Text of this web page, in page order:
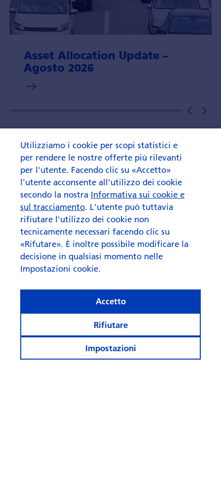
Asset Allocation Update –
Agosto 2026
Utilizziamo i cookie per scopi statistici e
per rendere le nostre offerte più rilevanti
per l'utente. Facendo clic su «Accetto»
l'utente acconsente all'utilizzo dei cookie
secondo la nostra Informativa sui cookie e
sul tracciamento. L'utente può tuttavia
rifiutare l'utilizzo dei cookie non
tecnicamente necessari facendo clic su
«Rifutare». È inoltre possibile modificare la
decisione in qualsiasi momento nelle
Impostazioni cookie.
Impostazioni
Rifiutare
Accetto